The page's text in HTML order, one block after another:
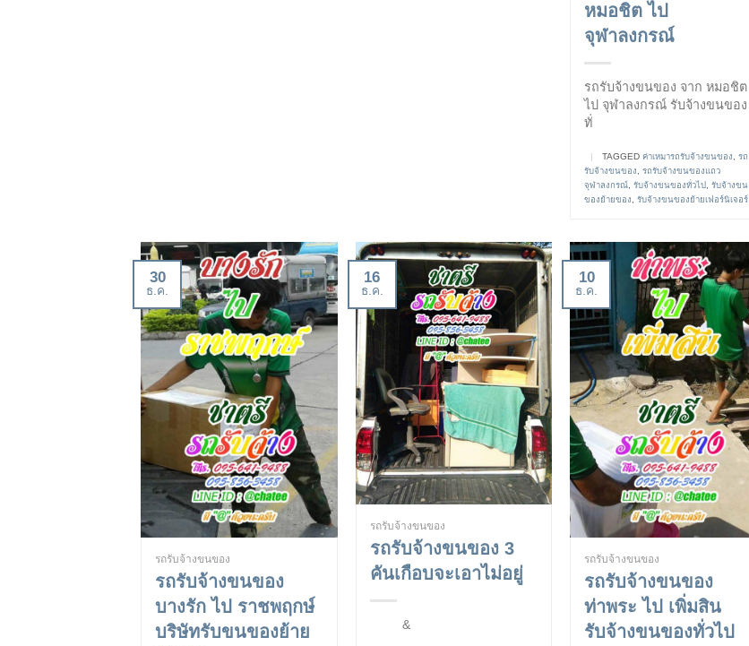
หมอชิต ไป
จุฬาลงกรณ์
รถรับจ้างขนของ จาก หมอชิต
ไป จุฬาลงกรณ์ รับจ้างขนของ
ทั่
TAGGEDค่าเหมารถรับจ้างขนของ,รถ
รับจ้างขนของ,รถรับจ้างขนของแถว
จุฬาลงกรณ์,รับจ้างขนของทั่วไป,รับจ้างขน
ของย้ายของ,รับจ้างขนของย้ายเฟอร์นิเจอร์
30
ธ.ค.
รถรับจ้างขนของ
รถรับจ้างขนของ
บางรัก ไป ราชพฤกษ์
บริษัทรับขนของย้าย
16
ธ.ค.
รถรับจ้างขนของ
รถรับจ้างขนของ 3
คันเกือบจะเอาไม่อยู่
&
10
ธ.ค.
รถรับจ้างขนของ
รถรับจ้างขนของ
ท่าพระ ไป เพิ่มสิน
รับจ้างขนของทั่วไป